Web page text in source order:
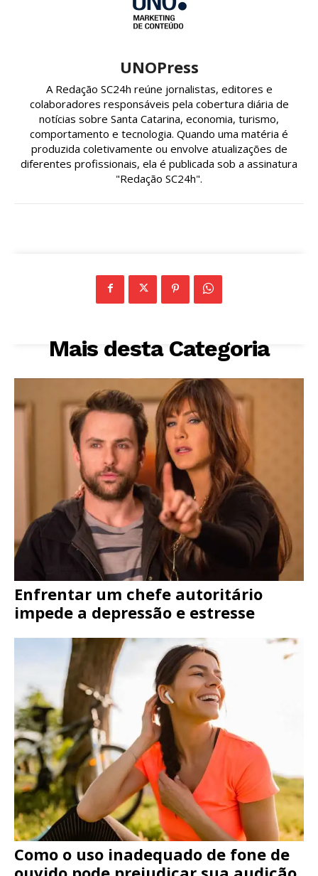
UNOPress
A Redação SC24h reúne jornalistas, editores e
colaboradores responsáveis pela cobertura diária de
notícias sobre Santa Catarina, economia, turismo,
comportamento e tecnologia. Quando uma matéria é
produzida coletivamente ou envolve atualizações de
diferentes profissionais, ela é publicada sob a assinatura
"Redação SC24h".
Mais desta Categoria
Enfrentar um chefe autoritário
impede a depressão e estresse
Como o uso inadequado de fone de